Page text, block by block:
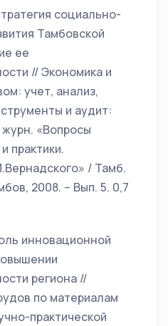
социально-
Тамбовской
ее
// Экономика и
учет, анализ,
и аудит:
журн. «Вопросы
практики.
/ Тамб.
2008. – Вып. 5. 0,7
инновационной
региона //
по материалам
практической